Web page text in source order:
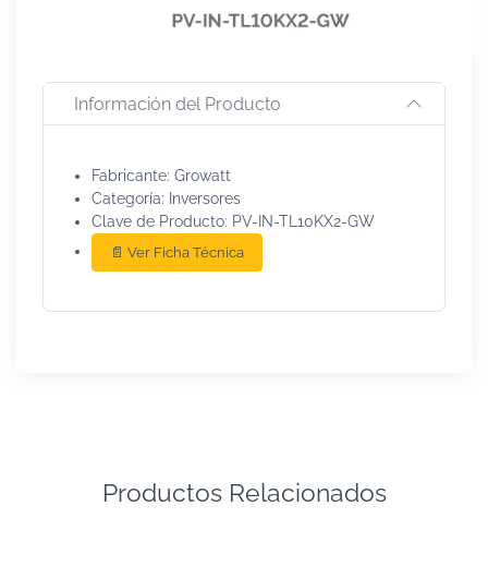
Información del Producto
Fabricante: Growatt
Categoría: Inversores
Clave de Producto: PV-IN-TL10KX2-GW
📄 Ver Ficha Técnica
Productos Relacionados